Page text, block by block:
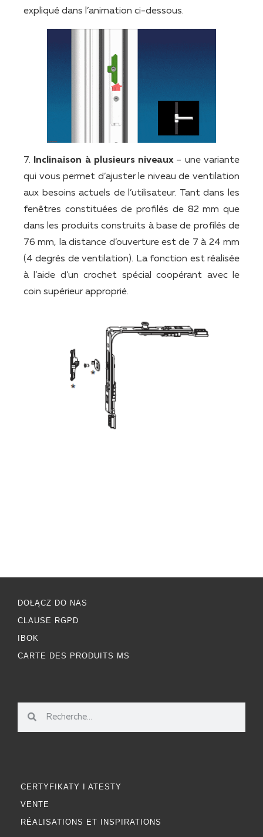
expliqué dans l’animation ci-dessous.
7. Inclinaison à plusieurs niveaux– une variante
qui vous permet d’ajuster le niveau de ventilation
aux besoins actuels de l’utilisateur. Tant dans les
fenêtres constituées de profilés de 82 mm que
dans les produits construits à base de profilés de
76 mm, la distance d’ouverture est de 7 à 24 mm
(4 degrés de ventilation). La fonction est réalisée
à l’aide d’un crochet spécial coopérant avec le
coin supérieur approprié.
DOŁĄCZ DO NAS
CLAUSE RGPD
IBOK
CARTE DES PRODUITS MS
CERTYFIKATY I ATESTY
VENTE
RÉALISATIONS ET INSPIRATIONS